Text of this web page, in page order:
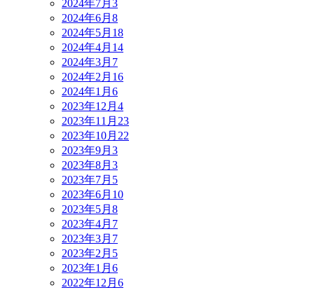
2024年7月 3
2024年6月 8
2024年5月 18
2024年4月 14
2024年3月 7
2024年2月 16
2024年1月 6
2023年12月 4
2023年11月 23
2023年10月 22
2023年9月 3
2023年8月 3
2023年7月 5
2023年6月 10
2023年5月 8
2023年4月 7
2023年3月 7
2023年2月 5
2023年1月 6
2022年12月 6